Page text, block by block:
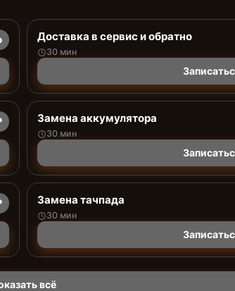
Доставка в сервис и обратно
30 мин
Замена аккумулятора
30 мин
Замена тачпада
30 мин
всё